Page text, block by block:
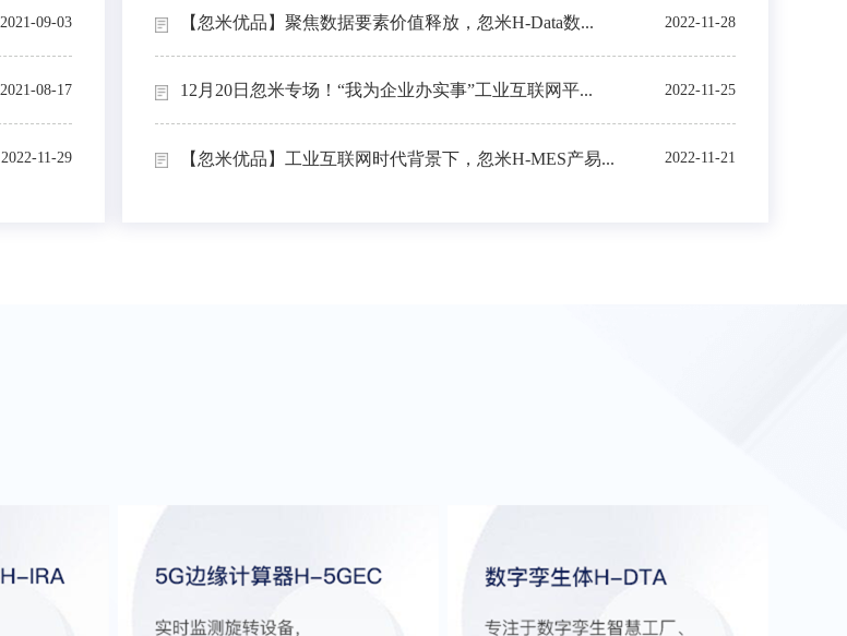
2021-09-03
2021-08-17
2022-11-29
【忽米优品】聚焦数据要素价值释放，忽米H-Data数... 2022-11-28
12月20日忽米专场！“我为企业办实事”工业互联网平... 2022-11-25
【忽米优品】工业互联网时代背景下，忽米H-MES产易... 2022-11-21